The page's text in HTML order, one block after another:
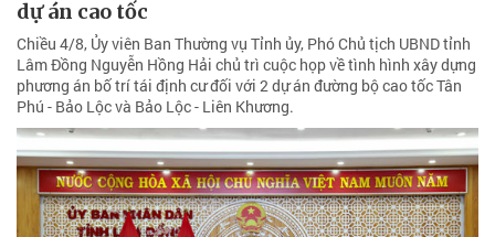
dự án cao tốc
Chiều 4/8, Ủy viên Ban Thường vụ Tỉnh ủy, Phó Chủ tịch UBND tỉnh
Lâm Đồng Nguyễn Hồng Hải chủ trì cuộc họp về tình hình xây dựng
phương án bố trí tái định cư đối với 2 dự án đường bộ cao tốc Tân
Phú - Bảo Lộc và Bảo Lộc - Liên Khương.